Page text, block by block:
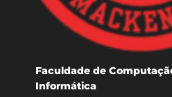
Faculdade de
Informática